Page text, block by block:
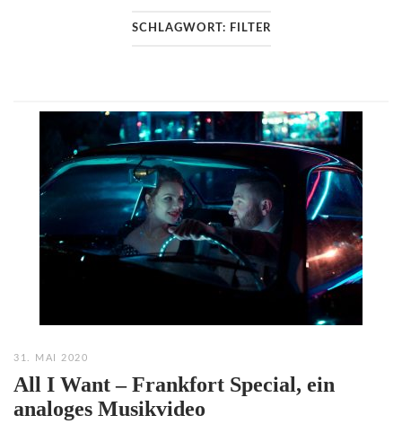
SCHLAGWORT: FILTER
31. MAI 2020
All I Want – Frankfort Special, ein
analoges Musikvideo